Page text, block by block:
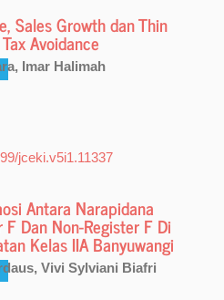
Sales Growth dan Thin
Avoidance
Imar Halimah
jceki.v5i1.11337
Antara Narapidana
Dan Non-Register F Di
Kelas IIA Banyuwangi
Vivi Sylviani Biafri